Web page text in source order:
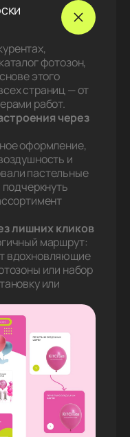
фотозон,
этого
страниц — от
работ.
через
оформление,
и
пастельные
лишних кликов
маршрут:
вдохновляющие
или набор
или